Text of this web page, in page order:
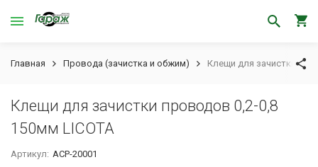
Главная Провода (зачистка и обжим) Клещи для зачистки
Клещи для зачистки проводов 0,2-0,8
150мм LICOTA
Артикул: ACP-20001